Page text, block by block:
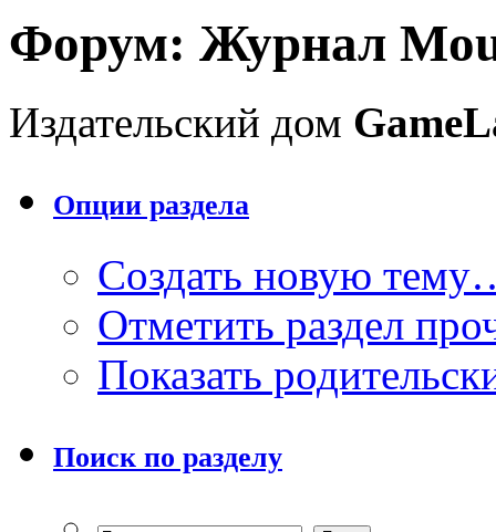
Форум: Журнал
Издательский дом
Опции раздела
Создать новую
Отметить раздел
Показать
Поиск по разделу